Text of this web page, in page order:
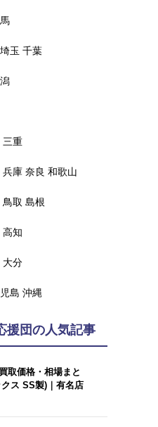
埼玉 千葉
三重
兵庫 奈良 和歌山
鳥取 島根
高知
大分
島 沖縄
援団の人気記事
取価格・相場まと
ス SS製)｜有名店